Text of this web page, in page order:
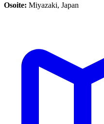
Osoite: Miyazaki, Japan